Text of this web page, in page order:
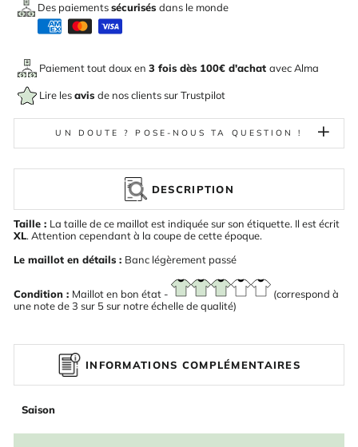
Des paiementssécurisés dans le monde
Paiement tout doux en 3 fois dès 100€ d'achat avecAlma
Lire lesavis de nos clients sur Trustpilot
UN DOUTE ? POSE-NOUS TA QUESTION !
DESCRIPTION
Taille : La taille de ce maillot est indiquée sur son étiquette. Il est écrit
XL. Attention cependant à la coupe de cette époque.
Le maillot en détails : Banc légèrement passé
Condition : Maillot en bon état -
(correspond à
une note de 3 sur 5 sur notre échelle de qualité)
INFORMATIONS COMPLÉMENTAIRES
Saison